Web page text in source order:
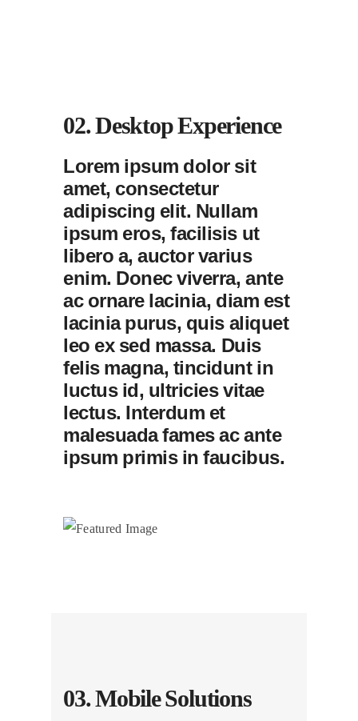
02. Desktop Experience
Lorem ipsum dolor sit
amet, consectetur
adipiscing elit. Nullam
ipsum eros, facilisis ut
libero a, auctor varius
enim. Donec viverra, ante
ac ornare lacinia, diam est
lacinia purus, quis aliquet
leo ex sed massa. Duis
felis magna, tincidunt in
luctus id, ultricies vitae
lectus. Interdum et
malesuada fames ac ante
ipsum primis in faucibus.
03. Mobile Solutions